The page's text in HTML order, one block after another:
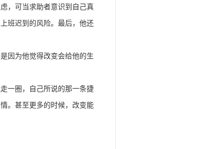
，可当求助者意识到自己真
班迟到的风险。最后，他还
因为他觉得改变会给他的生
一圈，自己所说的那一条捷
。甚至更多的时候，改变能